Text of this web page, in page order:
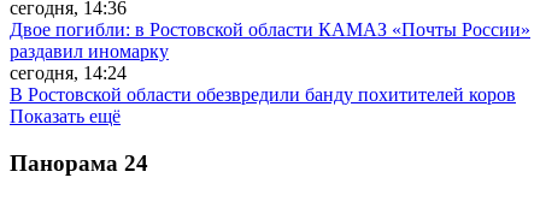
сегодня, 14:36
Двое погибли: в Ростовской области КАМАЗ «Почты России»
раздавил иномарку
сегодня, 14:24
В Ростовской области обезвредили банду похитителей коров
Показать ещё
Панорама 24